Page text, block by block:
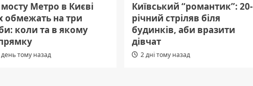
Метро в Києві
обмежать на три
коли та в якому
день тому назад
Київський “романтик”: 20-
річний стріляв біля
будинків, аби вразити
дівчат
2 дні тому назад